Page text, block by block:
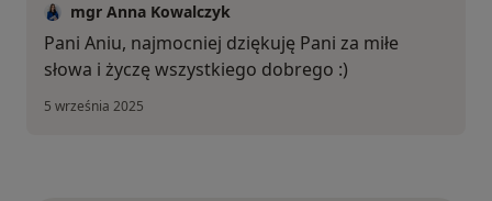
mgr Anna Kowalczyk
Pani Aniu, najmocniej dziękuję Pani za miłe
słowa i życzę wszystkiego dobrego :)
5 września 2025